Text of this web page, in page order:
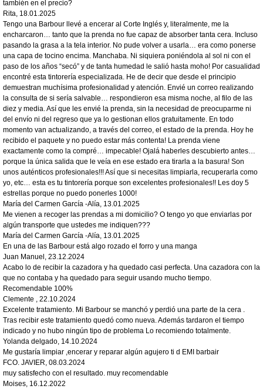
también en el precio?
Rita 18.01.2025
Tengo una Barbour llevé a encerar al Corte Inglés y, literalmente, me la
encharcaron… tanto que la prenda no fue capaz de absorber tanta cera. Incluso
pasando la grasa a la tela interior. No pude volver a usarla… era como ponerse
una capa de tocino encima. Manchaba. Ni siquiera poniéndola al sol ni con el
paso de los años “secó” y de tanta humedad le salió hasta moho! Por casualidad
encontré esta tintorería especializada. He de decir que desde el principio
demuestran muchísima profesionalidad y atención. Envié un correo realizando
la consulta de si sería salvable… respondieron esa misma noche, al filo de las
diez y media. Así que les envié la prenda, sin la necesidad de preocuparme ni
del envío ni del regreso que ya lo gestionan ellos gratuitamente. En todo
momento van actualizando, a través del correo, el estado de la prenda. Hoy he
recibido el paquete y no puedo estar más contenta! La prenda viene
exactamente como la compré… impecable! Ojalá haberles descubierto antes…
porque la única salida que le veía en ese estado era tirarla a la basura! Son
unos auténticos profesionales!!! Así que si necesitas limpiarla, recuperarla como
yo, etc… esta es tu tintorería porque son excelentes profesionales!! Les doy 5
estrellas porque no puedo ponerles 1000!
María del Carmen García -Alía 13.01.2025
Me vienen a recoger las prendas a mi domicilio? O tengo yo que enviarlas por
algún transporte que ustedes me indiquen???
María del Carmen García -Alía 13.01.2025
En una de las Barbour está algo rozado el forro y una manga
Juan Manuel 23.12.2024
Acabo lo de recibir la cazadora y ha quedado casi perfecta. Una cazadora con la
que no contaba y ha quedado para seguir usando mucho tiempo.
Recomendable 100%
Clemente
22.10.2024
Excelente tratamiento. Mi Barbour se manchó y perdió una parte de la cera .
Tras recibir este tratamiento quedó como nueva. Además tardaron el tiempo
indicado y no hubo ningún tipo de problema Lo recomiendo totalmente.
Yolanda delgado 14.10.2024
Me gustaría limpiar ,encerar y reparar algún agujero ti d EMI barbair
FCO. JAVIER 08.03.2024
muy satisfecho con el resultado. muy recomendable
Moises 16.12.2022